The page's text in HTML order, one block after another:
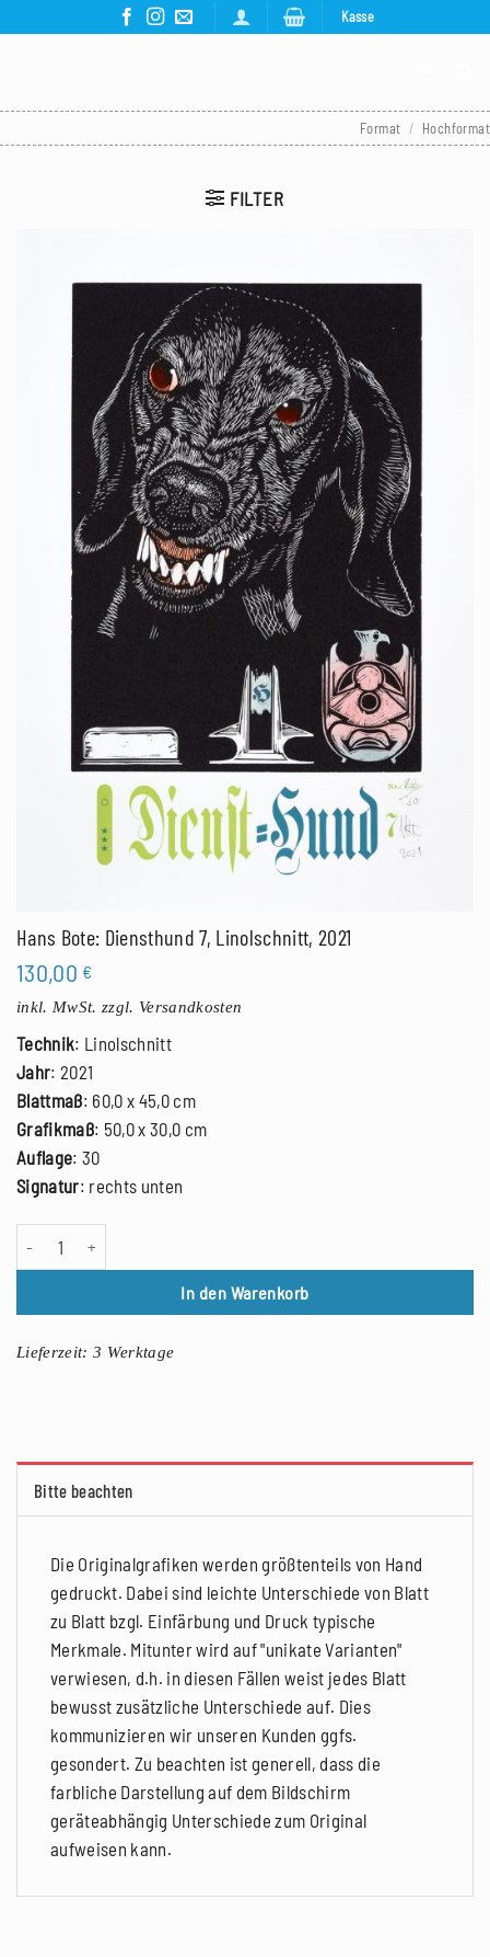
Kasse
Format / Hochformat
FILTER
Hans Bote: Diensthund 7, Linolschnitt, 2021
130,00 €
inkl. MwSt. zzgl. Versandkosten
Technik: Linolschnitt
Jahr: 2021
Blattmaß: 60,0 x 45,0 cm
Grafikmaß: 50,0 x 30,0 cm
Auflage: 30
Signatur: rechts unten
In den Warenkorb
Lieferzeit:3 Werktage
Bitte beachten
Die Originalgrafiken werden größtenteils von Hand
gedruckt. Dabei sind leichte Unterschiede von Blatt
zu Blatt bzgl. Einfärbung und Druck typische
Merkmale. Mitunter wird auf "unikate Varianten"
verwiesen, d.h. in diesen Fällen weist jedes Blatt
bewusst zusätzliche Unterschiede auf. Dies
kommunizieren wir unseren Kunden ggfs.
gesondert. Zu beachten ist generell, dass die
farbliche Darstellung auf dem Bildschirm
geräteabhängig Unterschiede zum Original
aufweisen kann.